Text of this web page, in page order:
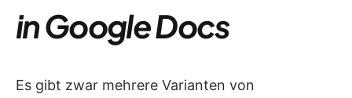
in Google Docs
Es gibt zwar mehrere Varianten von